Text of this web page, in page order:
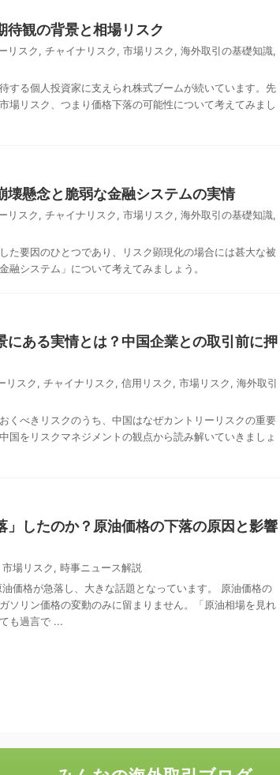
待観の背景と相場リスク
リスク , チャイナリスク , 市場リスク , 海外取引の基礎知識,
する個人投資家に支えられ株式ブームが続いています。先
場リスク、つまり価格下落の可能性について考えてみまし
壊懸念と脆弱な金融システムの実情
リスク , チャイナリスク , 市場リスク , 海外取引の基礎知識,
た要因のひとつであり、リスク顕現化の場合には甚大な被
融システム」について考えてみましょう。
にある実情とは？中国企業との取引前に押
リスク , チャイナリスク , 信用リスク , 市場リスク , 海外取引
くべきリスクのうち、中国はなぜカントリーリスクの重要
国をリスクマネジメントの観点から読み解いていきましょ
」したのか？原油価格の下落の原因と影響
市場リスク , 時事ニュース解説
価格が急落し、大きな話題となっています。 原油価格の
ソリン価格の変動のみに留まりません。「原油相場を見れ
も過言で ...